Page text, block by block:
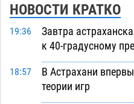
НОВОСТИ КРАТКО
19:36
Завтра
к 40-градусному
18:57
В Астрахани
теории игр